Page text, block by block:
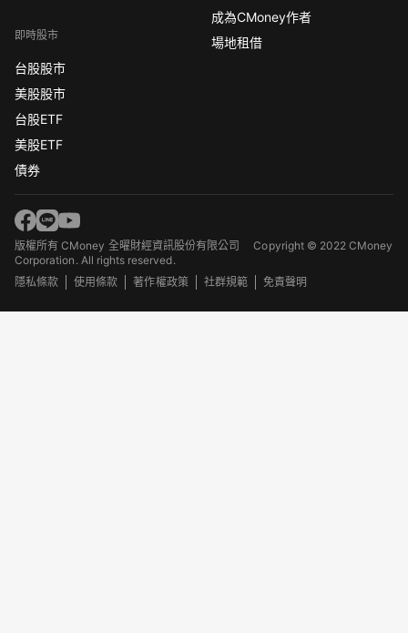
即時股市
台股股市
美股股市
台股ETF
美股ETF
債券
成為CMoney作者
場地租借
版權所有 CMoney 全曜財經資訊股份有限公司Copyright © 2022 CMoney
Corporation. All rights reserved.
隱私條款
使用條款 著作權政策 社群規範 免責聲明